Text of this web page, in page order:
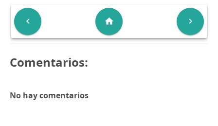
 
home
Comentarios:
No hay comentarios